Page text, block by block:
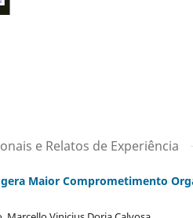
e Relatos de Experiência
Maior Comprometimento